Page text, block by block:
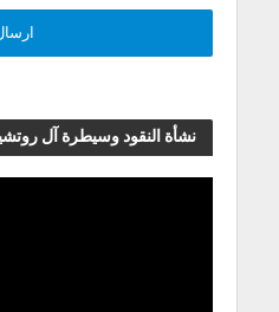
نشأة النقود وسيطرة آل